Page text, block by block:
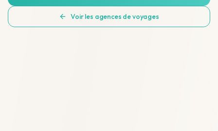
Voir les agences de voyages